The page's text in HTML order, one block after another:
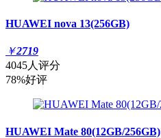
HUAWEI nova 13(256GB)
￥2719
4045人评分
78%好评
HUAWEI Mate 80(12GB/256GB)